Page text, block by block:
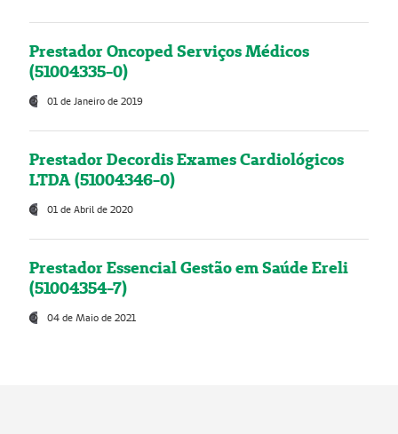
Prestador Oncoped Serviços Médicos
(51004335-0)
01 de Janeiro de 2019
Prestador Decordis Exames Cardiológicos
LTDA (51004346-0)
01 de Abril de 2020
Prestador Essencial Gestão em Saúde Ereli
(51004354-7)
04 de Maio de 2021